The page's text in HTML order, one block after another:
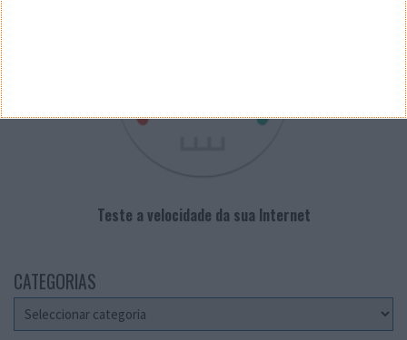
Teste a velocidade da sua Internet
CATEGORIAS
Categorias